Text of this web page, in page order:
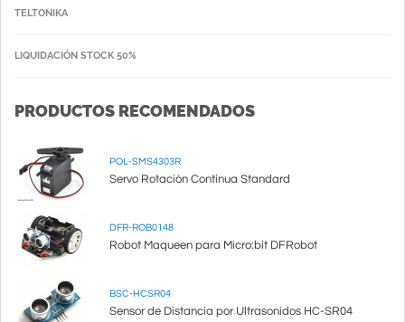
TELTONIKA
LIQUIDACIÓN STOCK 50%
PRODUCTOS RECOMENDADOS
POL-SMS4303R
Servo Rotación Continua Standard
DFR-ROB0148
Robot Maqueen para Micro:bit DFRobot
BSC-HCSR04
Sensor de Distancia por Ultrasonidos HC-SR04